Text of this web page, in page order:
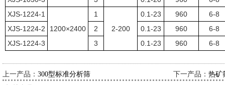
XJS-1224-1
1200×2400
1
2-200
0.1-23 960
6-8
XJS-1224-2
2 0.1-23 960
6-8
XJS-1224-3
3 0.1-23 960 6-8
上一产品： 300型标准分析筛 下一产品： 热矿